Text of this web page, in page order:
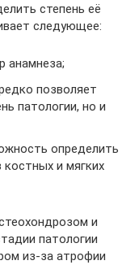
степень её
следующее:
анамнеза;
позволяет
патологии, но и
определить
костных и мягких
и
патологии
из-за атрофии